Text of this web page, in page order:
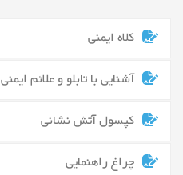
کلاه ایمنی
آشنایی با تابلو و علائم ایمنی
کپسول آتش نشانی
چراغ راهنمایی